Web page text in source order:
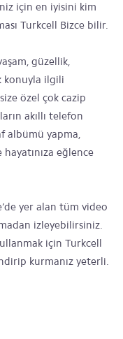
için en iyisini kim
Turkcell Bizce bilir.
güzellik,
konuyla ilgili
özel çok cazip
akıllı telefon
albümü yapma,
eğlence
yer alan tüm video
izleyebilirsiniz.
için Turkcell
kurmanız yeterli.